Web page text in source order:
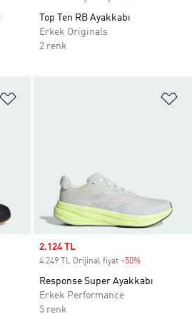
Top Ten RB Ayakkabı
Erkek Originals
2 renk
Sale price
2.124 TL
4.249 TL Orijinal fiyat -50%
Response Super Ayakkabı
Erkek Performance
5 renk